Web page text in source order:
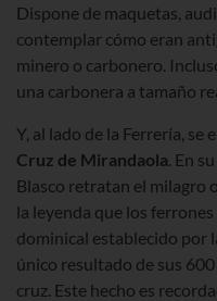
Dispone de maquetas,
contemplar cómo eran
minero o carbonero.
una carbonera a tamaño
Y, al lado de la Ferrería, se
Cruz de Mirandaola. En
Blasco retratan el milagro
la leyenda que los
dominical establecido por
único resultado de sus
cruz. Este hecho es